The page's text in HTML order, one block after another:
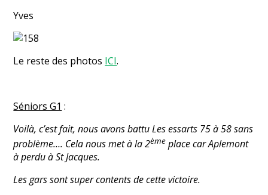
Yves
Le reste des photos ICI.
Séniors G1 :
Voilà, c’est fait, nous avons battu Les essarts 75 à 58 sans
problème…. Cela nous met à la 2ème place car Aplemont
à perdu à St Jacques.
Les gars sont super contents de cette victoire.